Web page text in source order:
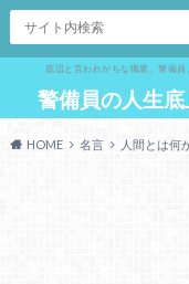
底辺と言われがちな職業、警備
警備員の人生底
HOME 名言 人間とは何